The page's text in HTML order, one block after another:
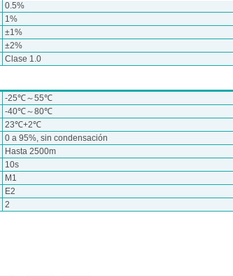
0.5%
1%
±1%
±2%
Clase 1.0
-25℃～55℃
-40℃～80℃
23℃+2℃
0 a 95%, sin condensación
Hasta 2500m
10s
M1
E2
2